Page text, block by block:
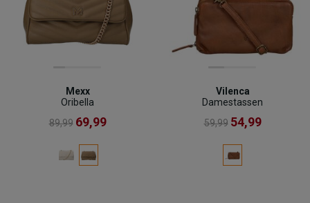
Mexx
Oribella
89,99 69,99
Vilenca
Damestassen
59,99 54,99